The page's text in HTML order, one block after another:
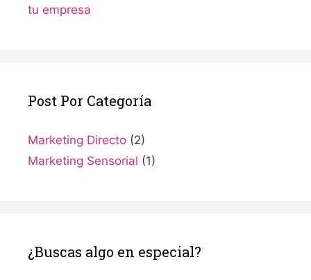
tu empresa
Post Por Categoría
Marketing Directo (2)
Marketing Sensorial (1)
¿Buscas algo en especial?